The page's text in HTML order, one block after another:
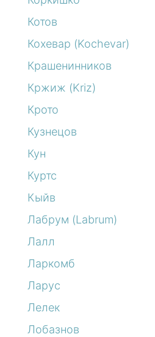
Котов
Кохевар (Kochevar)
Крашенинников
Кржиж (Kriz)
Крото
Кузнецов
Кун
Куртс
Кыйв
Лабрум (Labrum)
Лалл
Ларкомб
Ларус
Лелек
Лобазнов